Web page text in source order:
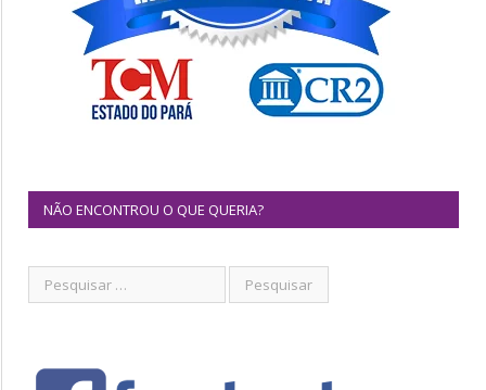
NÃO ENCONTROU O QUE QUERIA?